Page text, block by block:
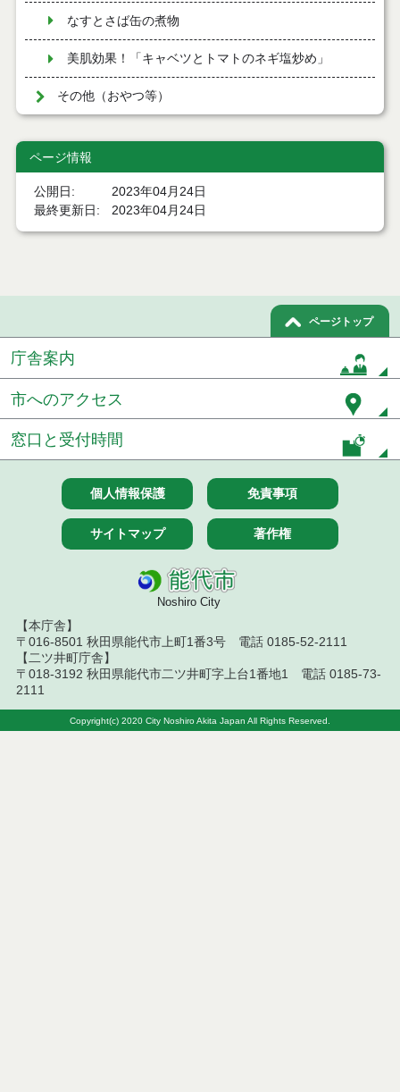
なすとさば缶の煮物
美肌効果！「キャベツとトマトのネギ塩炒め」
その他（おやつ等）
ページ情報
公開日
2023年04月24日
最終更新日
2023年04月24日
ページトップ
庁舎案内
市へのアクセス
窓口と受付時間
個人情報保護 免責事項
サイトマップ 著作権
Noshiro City
【本庁舎】
〒016-8501 秋田県能代市上町1番3号 電話 0185-52-2111
【二ツ井町庁舎】
〒018-3192 秋田県能代市二ツ井町字上台1番地1 電話 0185-73-
2111
Copyright(c) 2020 City Noshiro Akita Japan All Rights Reserved.